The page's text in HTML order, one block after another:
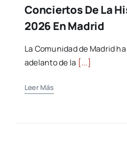
Conciertos De La
2026 En Madrid
La Comunidad de Madrid
adelanto de la [...]
Leer Más